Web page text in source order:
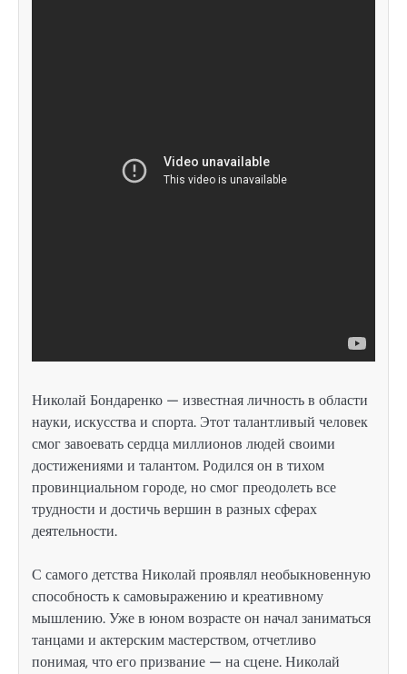
Николай Бондаренко — известная личность в области
науки, искусства и спорта. Этот талантливый человек
смог завоевать сердца миллионов людей своими
достижениями и талантом. Родился он в тихом
провинциальном городе, но смог преодолеть все
трудности и достичь вершин в разных сферах
деятельности.
С самого детства Николай проявлял необыкновенную
способность к самовыражению и креативному
мышлению. Уже в юном возрасте он начал заниматься
танцами и актерским мастерством, отчетливо
понимая, что его призвание — на сцене. Николай